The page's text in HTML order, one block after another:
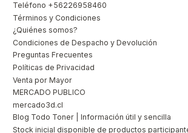
Teléfono +56226958460
Términos y Condiciones
¿Quiénes somos?
Condiciones de Despacho y Devolución
Preguntas Frecuentes
Políticas de Privacidad
Venta por Mayor
MERCADO PUBLICO
mercado3d.cl
Blog Todo Toner | Información útil y sencilla
Stock inicial disponible de productos